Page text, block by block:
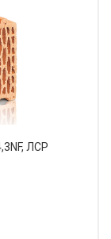
ЛСР